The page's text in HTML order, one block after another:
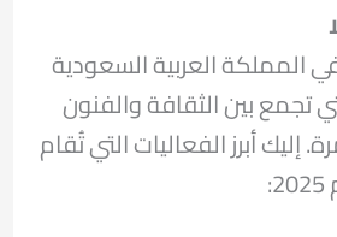
المملكة العربية السعودية
تجمع بين الثقافة والفنون
إليك أبرز الفعاليات التي تُقام